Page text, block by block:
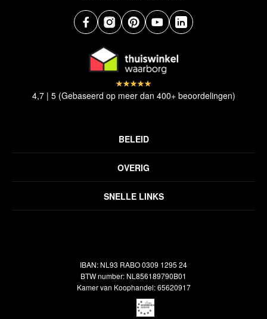
SNELLE LINKS
OVERIG
Veelgestelde vragen
BELEID
Verzendbeleid
4,7 | 5 (Gebaseerd op meer dan 400+ beoordelingen)
IBAN: NL93 RABO 0309 1295 24
BTW number: NL856189790B01
Kamer van Koophandel: 65620917